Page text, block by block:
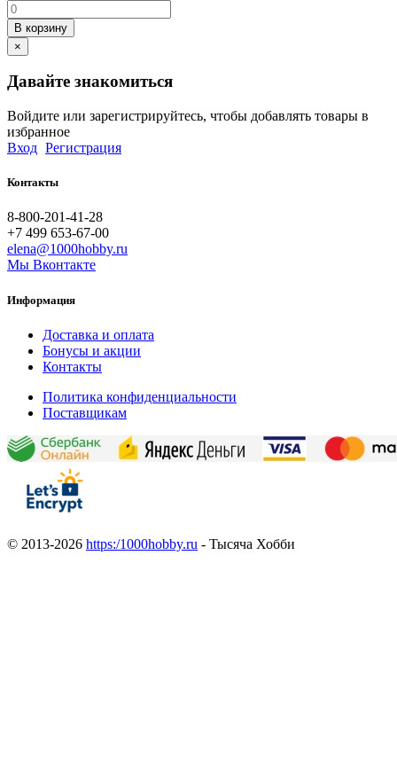
В корзину
×
Давайте знакомиться
Войдите или зарегистрируйтесь, чтобы добавлять товары в
избранное
Вход Регистрация
Контакты
8-800-201-41-28
+7 499 653-67-00
elena@1000hobby.ru
Мы Вконтакте
Информация
Доставка и оплата
Бонусы и акции
Контакты
Политика конфиденциальности
Поставщикам
© 2013-2026 https:/1000hobby.ru - Тысяча Хобби